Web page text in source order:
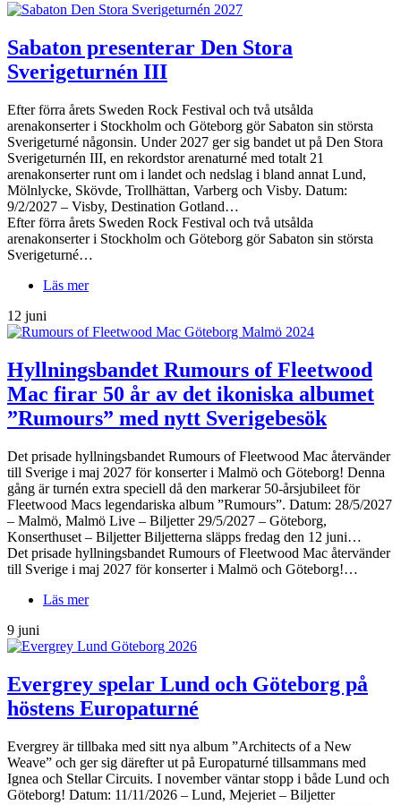
Sabaton presenterar Den Stora
Sverigeturnén III
Efter förra årets Sweden Rock Festival och två utsålda
arenakonserter i Stockholm och Göteborg gör Sabaton sin största
Sverigeturné någonsin. Under 2027 ger sig bandet ut på Den Stora
Sverigeturnén III, en rekordstor arenaturné med totalt 21
arenakonserter runt om i landet och nedslag i bland annat Lund,
Mölnlycke, Skövde, Trollhättan, Varberg och Visby. Datum:
9/2/2027 – Visby, Destination Gotland…
Efter förra årets Sweden Rock Festival och två utsålda
arenakonserter i Stockholm och Göteborg gör Sabaton sin största
Sverigeturné…
Läs mer
12 juni
Hyllningsbandet Rumours of Fleetwood
Mac firar 50 år av det ikoniska albumet
”Rumours” med nytt Sverigebesök
Det prisade hyllningsbandet Rumours of Fleetwood Mac återvänder
till Sverige i maj 2027 för konserter i Malmö och Göteborg! Denna
gång är turnén extra speciell då den markerar 50-årsjubileet för
Fleetwood Macs legendariska album ”Rumours”. Datum: 28/5/2027
– Malmö, Malmö Live – Biljetter 29/5/2027 – Göteborg,
Konserthuset – Biljetter Biljetterna släpps fredag den 12 juni…
Det prisade hyllningsbandet Rumours of Fleetwood Mac återvänder
till Sverige i maj 2027 för konserter i Malmö och Göteborg!…
Läs mer
9 juni
Evergrey spelar Lund och Göteborg på
höstens Europaturné
Evergrey är tillbaka med sitt nya album ”Architects of a New
Weave” och ger sig därefter ut på Europaturné tillsammans med
Ignea och Stellar Circuits. I november väntar stopp i både Lund och
Göteborg! Datum: 11/11/2026 – Lund, Mejeriet – Biljetter